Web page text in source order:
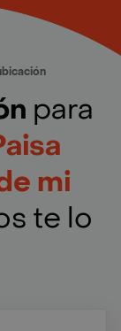
para
mi
te lo